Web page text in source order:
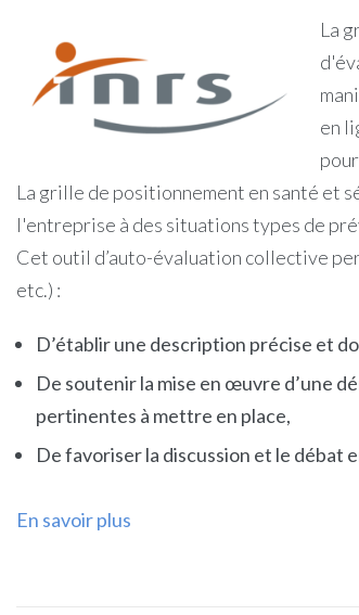
La
en
La grille de positionnement en santé et
l'entreprise à des situations types de
Cet outil d’auto-évaluation collective
etc.) :
D’établir une description précise et
De soutenir la mise en œuvre d’une
pertinentes à mettre en place,
De favoriser la discussion et le
En savoir plus